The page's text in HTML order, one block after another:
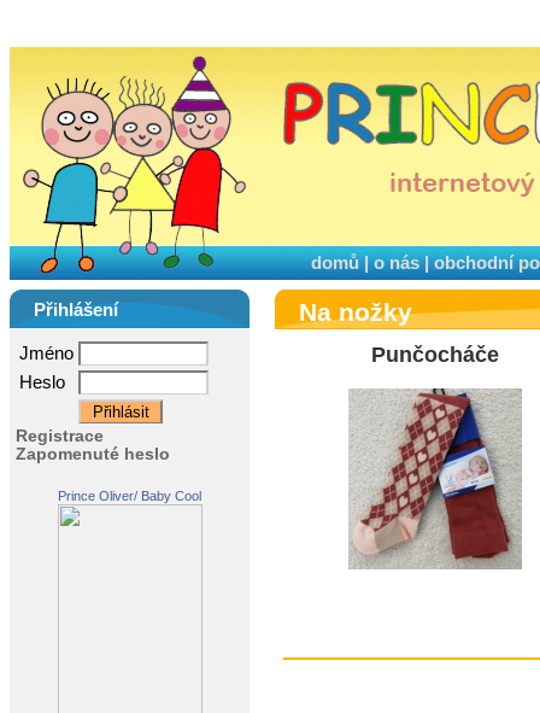
domů|o nás|obchodní
Přihlášení
Jméno
Heslo
Registrace
Zapomenuté heslo
Prince Oliver/ Baby Cool
Na nožky
Punčocháče